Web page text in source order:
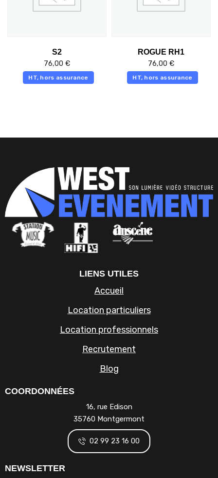
S2
76,00 €
HT, hors assurance
ROGUE RH1
76,00 €
HT, hors assurance
LIENS UTILES
Accueil
Location particuliers
Location professionnels
Recrutement
Blog
COORDONNÉES
16, rue Edison
35760 Montgermont
02 99 23 16 00
NEWSLETTER